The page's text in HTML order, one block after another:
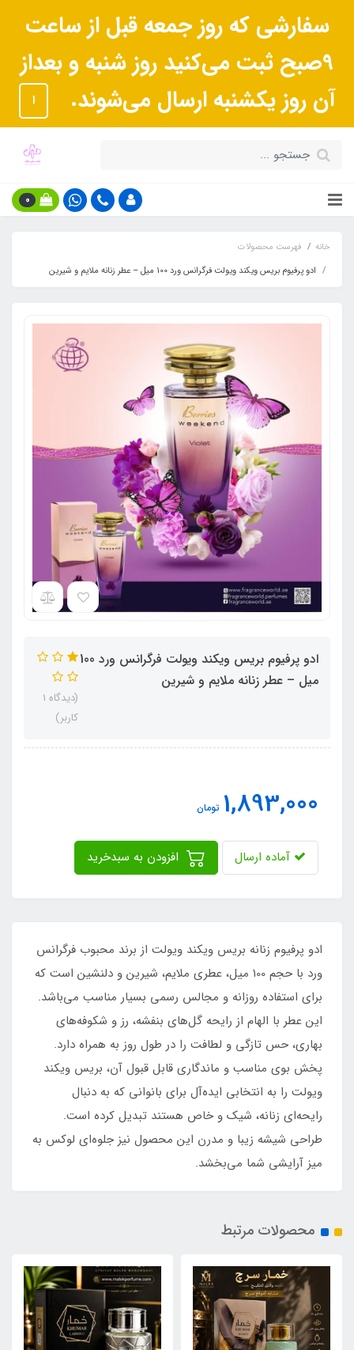
سفارشی که روز جمعه قبل از ساعت
9صبح ثبت می‌کنید روز شنبه و بعداز
آن روز یکشنبه ارسال می‌شوند.
ا
0
خانه
فهرست محصولات
ادو پرفیوم بریس ویکند ویولت فرگرانس ورد 100 میل – عطر زنانه ملایم و شیرین
ادو پرفیوم بریس ویکند ویولت فرگرانس ورد 100
میل – عطر زنانه ملایم و شیرین
(دیدگاه 1
کاربر)
1,893,000 تومان
آماده ارسال
ادو پرفیوم زنانه بریس ویکند ویولت از برند محبوب فرگرانس
ورد با حجم 100 میل، عطری ملایم، شیرین و دلنشین است که
برای استفاده روزانه و مجالس رسمی بسیار مناسب می‌باشد.
این عطر با الهام از رایحه گل‌های بنفشه، رز و شکوفه‌های
بهاری، حس تازگی و لطافت را در طول روز به همراه دارد.
پخش بوی مناسب و ماندگاری قابل قبول آن، بریس ویکند
ویولت را به انتخابی ایده‌آل برای بانوانی که به دنبال
رایحه‌ای زنانه، شیک و خاص هستند تبدیل کرده است.
طراحی شیشه زیبا و مدرن این محصول نیز جلوه‌ای لوکس به
میز آرایشی شما می‌بخشد.
محصولات مرتبط